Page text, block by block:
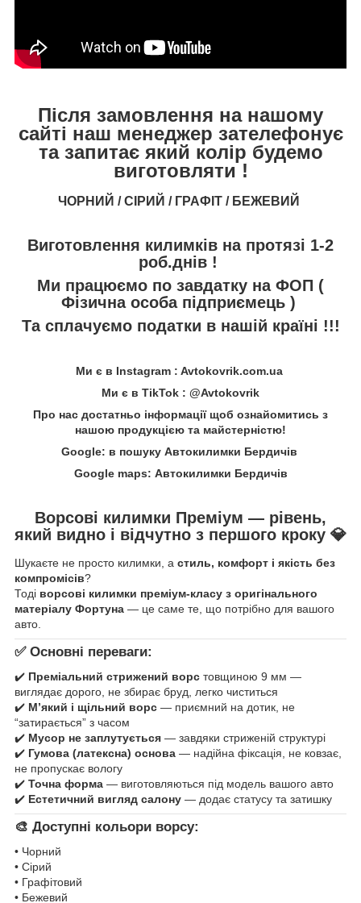
Після замовлення на нашому
сайті наш менеджер зателефонує
та запитає який колір будемо
виготовляти !
ЧОРНИЙ / СІРИЙ / ГРАФІТ / БЕЖЕВИЙ
Виготовлення килимків на протязі 1-2
роб.днів !
Ми працюємо по завдатку на ФОП (
Фізична особа підприємець )
Та сплачуємо податки в нашій країні !!!
Ми є в Instagram : Avtokovrik.com.ua
Ми є в TikTok : @Avtokovrik
Про нас достатньо інформації щоб ознайомитись з
нашою продукцією та майстерністю!
Google: в пошуку Автокилимки Бердичів
Google maps: Автокилимки Бердичів
Ворсові килимки Преміум — рівень,
який видно і відчутно з першого кроку 💎
Шукаєте не просто килимки, а стиль, комфорт і якість без
компромісів?
Тоді ворсові килимки преміум-класу з оригінального
матеріалу Фортуна — це саме те, що потрібно для вашого
авто.
✅ Основні переваги:
✔️ Преміальний стрижений ворс товщиною 9 мм —
виглядає дорого, не збирає бруд, легко чиститься
✔️ М’який і щільний ворс — приємний на дотик, не
“затирається” з часом
✔️ Мусор не заплутується — завдяки стриженій структурі
✔️ Гумова (латексна) основа — надійна фіксація, не ковзає,
не пропускає вологу
✔️ Точна форма — виготовляються під модель вашого авто
✔️ Естетичний вигляд салону — додає статусу та затишку
🎨 Доступні кольори ворсу:
• Чорний
• Сірий
• Графітовий
• Бежевий